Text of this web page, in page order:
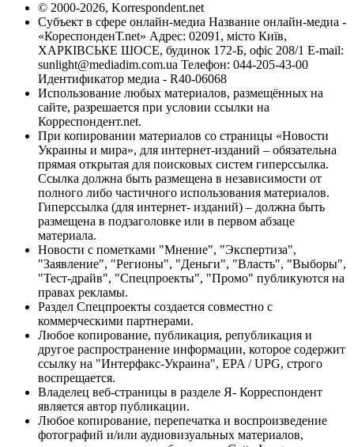
© 2000-2026, Korrespondent.net
Субъект в сфере онлайн-медиа Название онлайн-медиа -
«КореспонденТ.net» Адрес: 02091, місто Київ,
ХАРКІВСЬКЕ ШОСЕ, будинок 172-Б, офіс 208/1 E-mail:
sunlight@mediadim.com.ua Телефон: 044-205-43-00
Идентификатор медиа - R40-06068
Использование любых материалов, размещённых на
сайте, разрешается при условии ссылки на
Корреспондент.net.
При копировании материалов со страницы «Новости
Украины и мира», для интернет-изданий – обязательна
прямая открытая для поисковых систем гиперссылка.
Ссылка должна быть размещена в независимости от
полного либо частичного использования материалов.
Гиперссылка (для интернет- изданий) – должна быть
размещена в подзаголовке или в первом абзаце
материала.
Новости с пометками "Мнение", "Экспертиза",
"Заявление", "Регионы", "Деньги", "Власть", "Выборы",
"Тест-драйв", "Спецпроекты", "Промо" публикуются на
правах рекламы.
Раздел Спецпроекты создается совместно с
коммерческими партнерами.
Любое копирование, публикация, републикация и
другое распространение информации, которое содержит
ссылку на "Интерфакс-Украина", EPA / UPG, строго
воспрещается.
Владелец веб-страницы в разделе Я- Корреспондент
является автор публикации.
Любое копирование, перепечатка и воспроизведение
фотографий и/или аудиовизуальных материалов,